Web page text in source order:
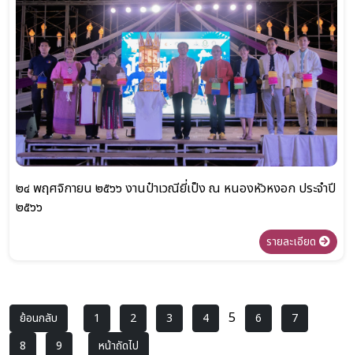
๒๔ พฤศจิกายน ๒๕๖๖ งานป๋าเวณียี่เป็ง ณ หนองหัวหงอก ประจำปี
๒๕๖๖
รายละเอียด
ย้อนกลับ 1 2 3 4 5 6
7
8
9 หน้าถัดไป